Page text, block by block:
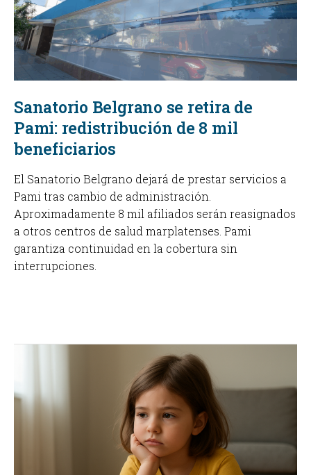
Sanatorio Belgrano se retira de
Pami: redistribución de 8 mil
beneficiarios
El Sanatorio Belgrano dejará de prestar servicios a
Pami tras cambio de administración.
Aproximadamente 8 mil afiliados serán reasignados
a otros centros de salud marplatenses. Pami
garantiza continuidad en la cobertura sin
interrupciones.